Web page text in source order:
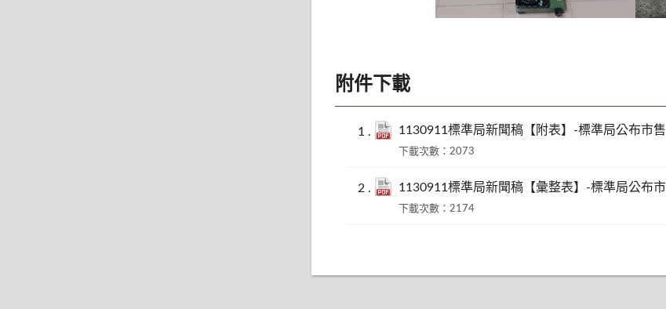
附件下載
1130911標準局新聞稿【附表】-標準局公布市
下載次數：2073
1130911標準局新聞稿【彙整表】-標準局公布
下載次數：2174